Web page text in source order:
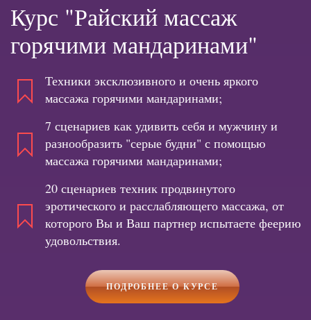
Курс "Райский массаж
горячими мандаринами"
Техники эксклюзивного и очень яркого
массажа горячими мандаринами;
7 сценариев как удивить себя и мужчину и
разнообразить "серые будни" с помощью
массажа горячими мандаринами;
20 сценариев техник продвинутого
эротического и расслабляющего массажа, от
которого Вы и Ваш партнер испытаете феерию
удовольствия.
ПОДРОБНЕЕ О КУРСЕ